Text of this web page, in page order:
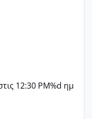
12:30 PM%d ημ